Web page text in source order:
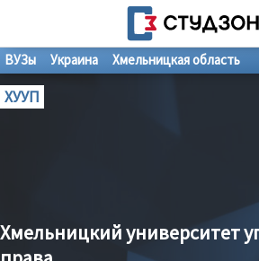
ВУЗы Украина Хмельницкая область
ХУУП
Хмельницкий университет